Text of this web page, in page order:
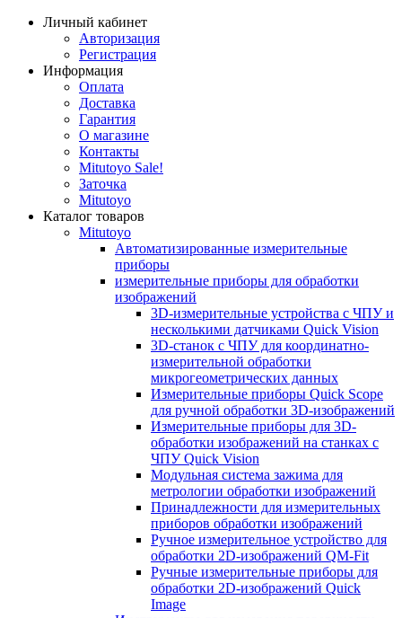
Личный кабинет
Авторизация
Регистрация
Информация
Оплата
Доставка
Гарантия
О магазине
Контакты
Mitutoyo Sale!
Заточка
Mitutoyo
Каталог товаров
Mitutoyo
Автоматизированные измерительные
приборы
измерительные приборы для обработки
изображений
3D-измерительные устройства с ЧПУ и
несколькими датчиками Quick Vision
3D-станок с ЧПУ для координатно-
измерительной обработки
микрогеометрических данных
Измерительные приборы Quick Scope
для ручной обработки 3D-изображений
Измерительные приборы для 3D-
обработки изображений на станках с
ЧПУ Quick Vision
Модульная система зажима для
метрологии обработки изображений
Принадлежности для измерительных
приборов обработки изображений
Ручное измерительное устройство для
обработки 2D-изображений QM-Fit
Ручные измерительные приборы для
обработки 2D-изображений Quick
Image